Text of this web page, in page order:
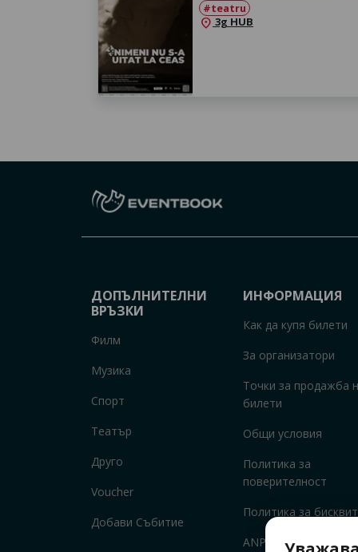
#teatru
location_on 3g HUB
ДОПЪЛНИТЕЛНИ
ВРЪЗКИ
Филм
Музика
Спорт
Театър
Друго
Voucher
Добави Събитие
ИНФОРМАЦИЯ
Как да купя билети
За организатори
Точки за продажба
билети
Общи условия
Политика за
поверителност
Политика за
ANPC